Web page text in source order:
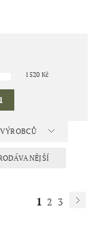
1520 Kč
1 2 3